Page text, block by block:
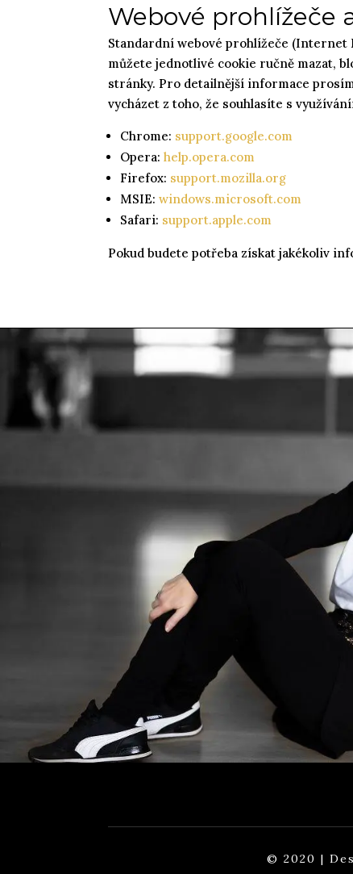
Webové prohlížeče
Standardní webové prohlížeče (Internet
můžete jednotlivé cookie ručně mazat,
stránky. Pro detailnější informace
vycházet z toho, že souhlasíte s
Chrome: support.google.com
Opera:help.opera.com
Firefox: support.mozilla.org
MSIE:windows.microsoft.com
Safari: support.apple.com
Pokud budete potřeba získat jakékoliv
© 2020 |